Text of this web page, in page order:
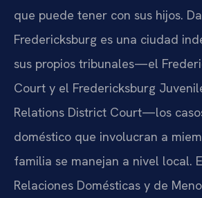
que puede tener con sus hijos.
Fredericksburg es una ciudad
sus propios tribunales—el
Court y el Fredericksburg
Relations District Court—los
doméstico que involucran a
familia se manejan a nivel local.
Relaciones Domésticas y de